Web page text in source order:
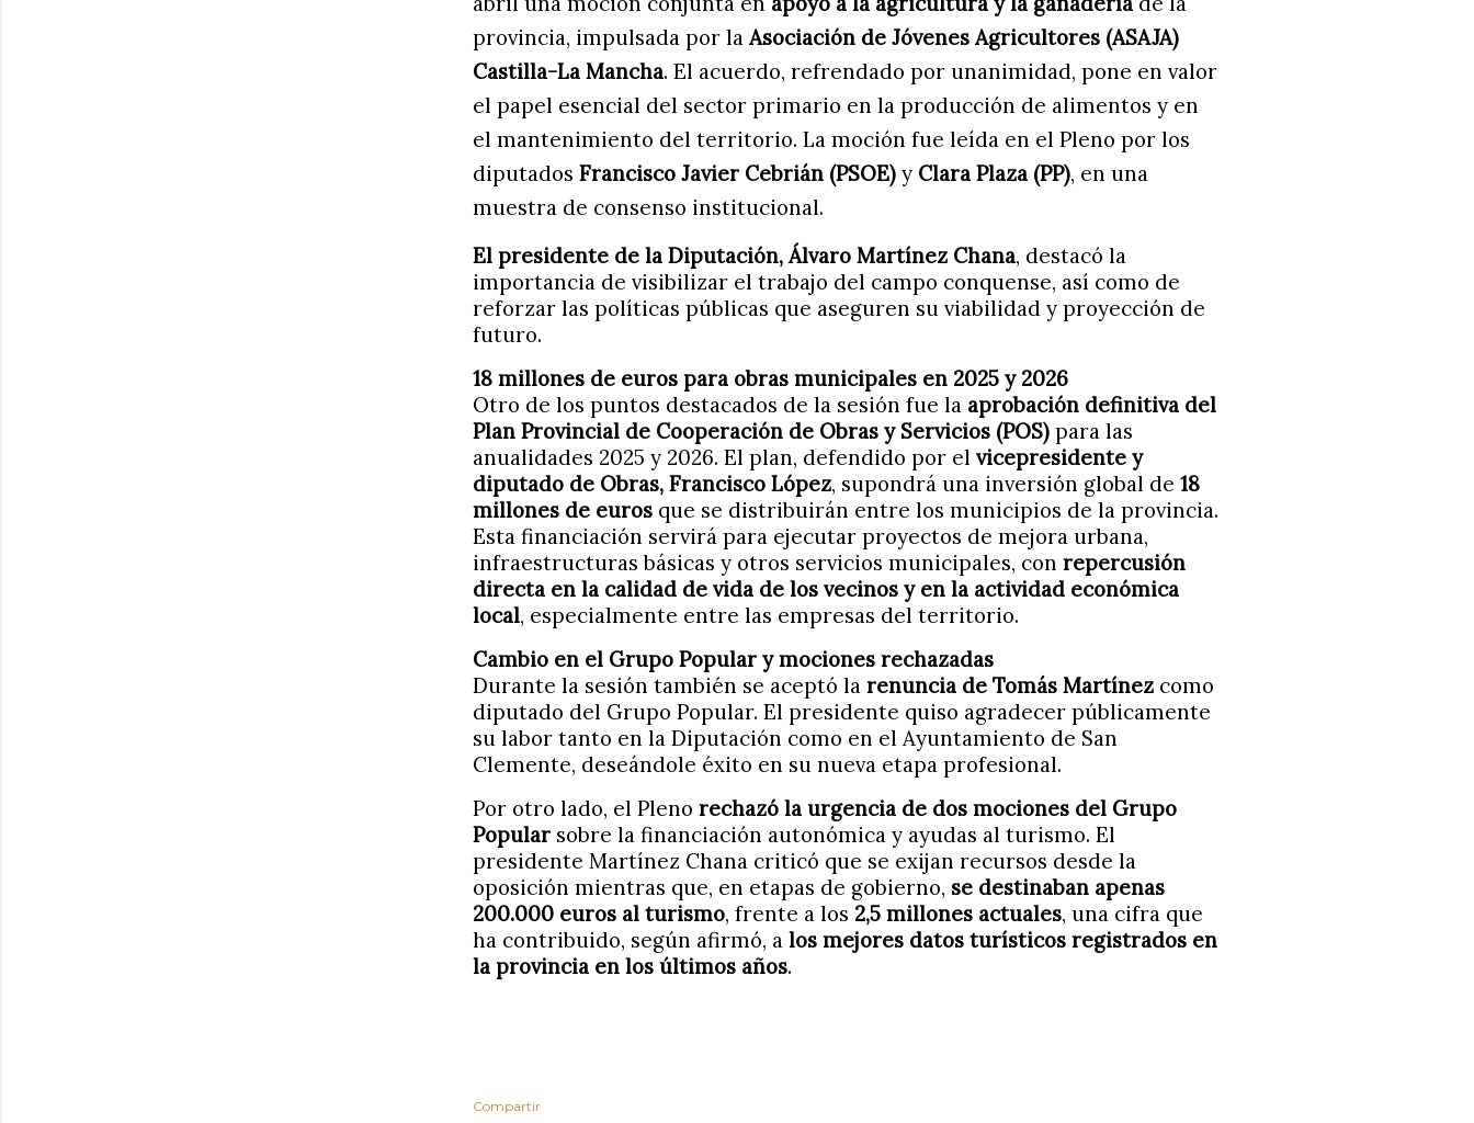
provincia, impulsada por laAsociación de Jóvenes Agricultores (ASAJA)
Castilla-La Mancha. El acuerdo, refrendado por unanimidad, pone en valor
el papel esencial del sector primario en la producción de alimentos y en
el mantenimiento del territorio. La moción fue leída en el Pleno por los
diputados Francisco Javier Cebrián (PSOE) y Clara Plaza (PP), en una
muestra de consenso institucional.
El presidente de la Diputación, Álvaro Martínez Chana, destacó la
importancia de visibilizar el trabajo del campo conquense, así como de
reforzar las políticas públicas que aseguren su viabilidad y proyección de
futuro.
18 millones de euros para obras municipales en 2025 y 2026
Otro de los puntos destacados de la sesión fue la aprobación definitiva del
Plan Provincial de Cooperación de Obras y Servicios (POS) para las
anualidades 2025 y 2026. El plan, defendido por el vicepresidente y
diputado de Obras, Francisco López, supondrá una inversión global de 18
millones de euros que se distribuirán entre los municipios de la provincia.
Esta financiación servirá para ejecutar proyectos de mejora urbana,
infraestructuras básicas y otros servicios municipales, con repercusión
directa en la calidad de vida de los vecinos y en la actividad económica
local, especialmente entre las empresas del territorio.
Cambio en el Grupo Popular y mociones rechazadas
Durante la sesión también se aceptó la renuncia de Tomás Martínez como
diputado del Grupo Popular. El presidente quiso agradecer públicamente
su labor tanto en la Diputación como en el Ayuntamiento de San
Clemente, deseándole éxito en su nueva etapa profesional.
Por otro lado, el Pleno rechazó la urgencia de dos mociones del Grupo
Popular sobre la financiación autonómica y ayudas al turismo. El
presidente Martínez Chana criticó que se exijan recursos desde la
oposición mientras que, en etapas de gobierno, se destinaban apenas
200.000 euros al turismo, frente a los 2,5 millones actuales, una cifra que
ha contribuido, según afirmó, a los mejores datos turísticos registrados en
la provincia en los últimos años.
Compartir